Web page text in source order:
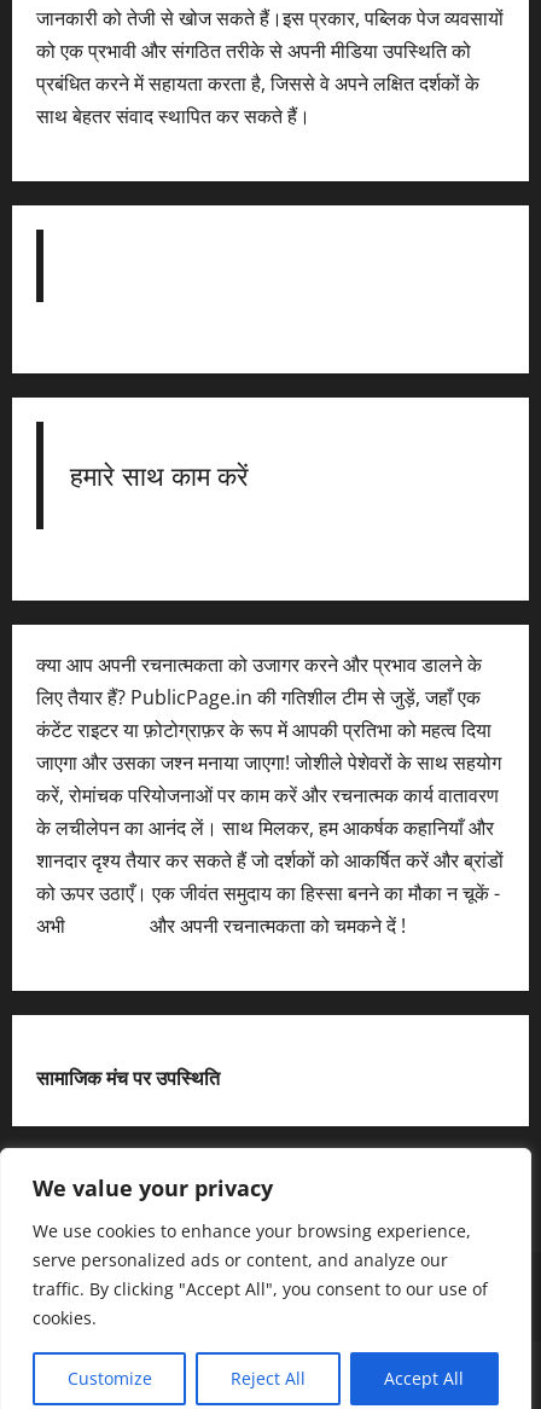
We value your privacy
We use cookies to enhance your browsing experience,
serve personalized ads or content, and analyze our
traffic. By clicking "Accept All", you consent to our use of
cookies.
Customize Reject All Accept All
जानकारी को तेजी से खोज सकते हैं।इस प्रकार, पब्लिक पेज व्यवसायों
को एक प्रभावी और संगठित तरीके से अपनी मीडिया उपस्थिति को
प्रबंधित करने में सहायता करता है, जिससे वे अपने लक्षित दर्शकों के
साथ बेहतर संवाद स्थापित कर सकते हैं।
हमारे साथ काम करें
क्या आप अपनी रचनात्मकता को उजागर करने और प्रभाव डालने के
लिए तैयार हैं? PublicPage.in की गतिशील टीम से जुड़ें, जहाँ एक
कंटेंट राइटर या फ़ोटोग्राफ़र के रूप में आपकी प्रतिभा को महत्व दिया
जाएगा और उसका जश्न मनाया जाएगा! जोशीले पेशेवरों के साथ सहयोग
करें, रोमांचक परियोजनाओं पर काम करें और रचनात्मक कार्य वातावरण
के लचीलेपन का आनंद लें। साथ मिलकर, हम आकर्षक कहानियाँ और
शानदार दृश्य तैयार कर सकते हैं जो दर्शकों को आकर्षित करें और ब्रांडों
को ऊपर उठाएँ। एक जीवंत समुदाय का हिस्सा बनने का मौका न चूकें -
अभी
और अपनी रचनात्मकता को चमकने दें !
सामाजिक मंच पर उपस्थिति
X
हमसे जुड़ें
आधिकारिक नीति पृष्ठ (Privacy Policy)
Copyright © All rights reserved. MoreNews द्धारा AF
themes.